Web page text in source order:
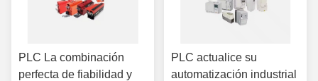
PLC La combinación
perfecta de fiabilidad y
PLC actualice su
automatización industrial